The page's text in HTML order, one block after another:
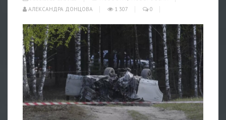
АЛЕКСАНДРА ДОНЦОВА
1 307 0